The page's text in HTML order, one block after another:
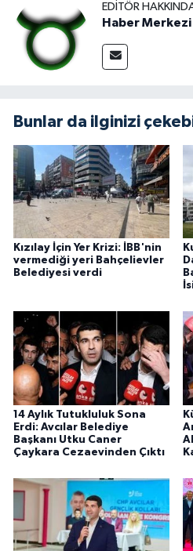
EDITÖR
Haber Merkezi
Bunlar da ilginizi
Kızılay İçin Yer Krizi: İBB'nin
vermediği yeri Bahçelievler
Belediyesi verdi
14 Aylık Tutukluluk Sona
Erdi: Avcılar Belediye
Başkanı Utku Caner
Çaykara Cezaevinden Çıktı